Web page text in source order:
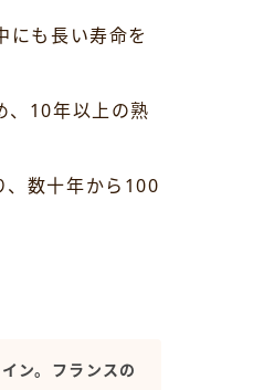
にも長い寿命を
、10年以上の熟
、数十年から100
ン。フランスの